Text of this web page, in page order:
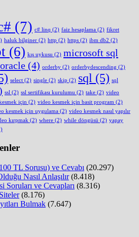
(7) c# linq (2) faiz hesaplama (2) fikret
haluk bilginer (2) http (2) https (2) ibm db2 (2)
(6) kış uykusu (2) microsoft sql
oracle (4) orderby (2) orderbydescending (2)
select (2) single (2) skip (2) sql (5) sql
ssl (2) ssl sertifikası kurulumu (2) take (2) video
için (2) video kesmek için basit program (2)
kesmek için uygulama (2) video kesmek nasıl yapılır
kırpmak (2) where (2) while döngüsü (2) yapay
TL Sorusu) ve Cevabı (20.297)
Nasıl Anlaşılır (8.418)
Soruları ve Cevapları (8.316)
(8.176)
Bulmak (7.647)